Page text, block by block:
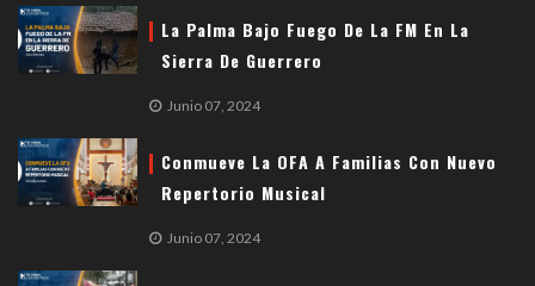
La Palma Bajo Fuego De La FM En La
Sierra De Guerrero
Junio 07, 2024
Conmueve La OFA A Familias Con Nuevo
Repertorio Musical
Junio 07, 2024